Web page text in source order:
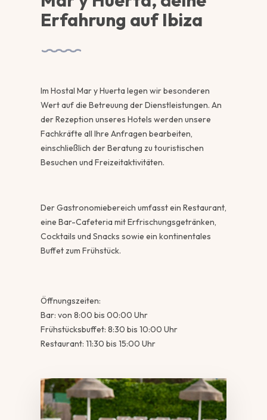
Erfahrung auf Ibiza
Im Hostal Mar y Huerta legen wir besonderen
Wert auf die Betreuung der Dienstleistungen. An
der Rezeption unseres Hotels werden unsere
Fachkräfte all Ihre Anfragen bearbeiten,
einschließlich der Beratung zu touristischen
Besuchen und Freizeitaktivitäten.
Der Gastronomiebereich umfasst ein Restaurant,
eine Bar-Cafeteria mit Erfrischungsgetränken,
Cocktails und Snacks sowie ein kontinentales
Buffet zum Frühstück.
Öffnungszeiten:
Bar: von 8:00 bis 00:00 Uhr
Frühstücksbuffet: 8:30 bis 10:00 Uhr
Restaurant: 11:30 bis 15:00 Uhr